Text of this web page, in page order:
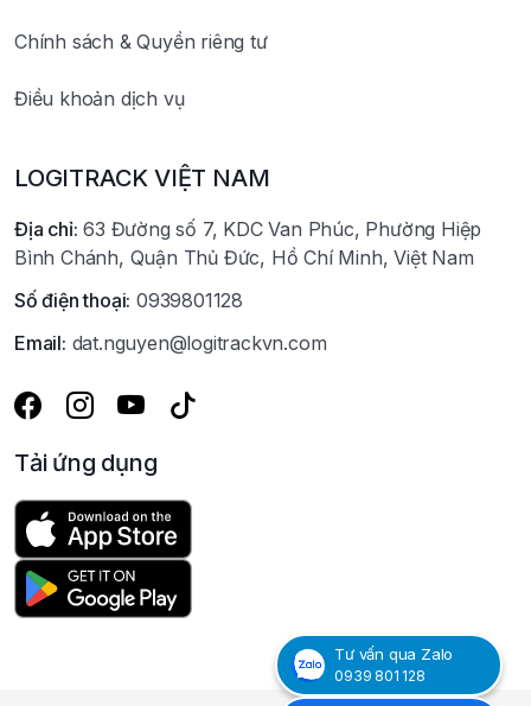
Chính sách & Quyền riêng tư
Điều khoản dịch vụ
LOGITRACK VIỆT NAM
Địa chỉ: 63 Đường số 7, KDC Van Phúc, Phường Hiệp
Bình Chánh, Quận Thủ Đức, Hồ Chí Minh, Việt Nam
Số điện thoại: 0939801128
Email: dat.nguyen@logitrackvn.com
Tải ứng dụng
Tư vấn qua Zalo
0939 801 128